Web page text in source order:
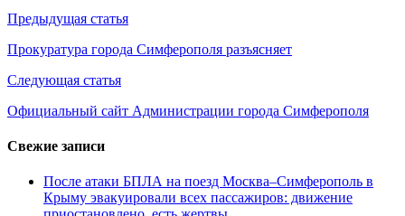
Навигация
по
записям
Предыдущая статья
Прокуратура города Симферополя разъясняет
Следующая статья
Официальный сайт Администрации города Симферополя
Свежие записи
После атаки БПЛА на поезд Москва–Симферополь в
Крыму эвакуировали всех пассажиров: движение